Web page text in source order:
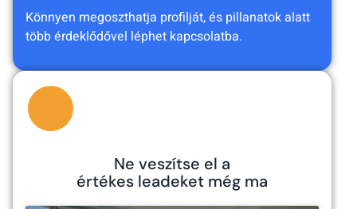
Könnyen megoszthatja profilját, és pillanatok alatt
több érdeklődővel léphet kapcsolatba.
Ne veszítse el a
értékes leadeket még ma